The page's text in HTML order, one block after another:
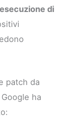
esecuzione di
patch da
ha